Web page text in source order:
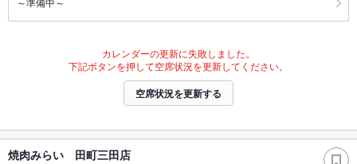
カレンダーの更新に失敗しました。
下記ボタンを押して空席状況を更新してください。
空席状況を更新する
焼肉みらい 田町三田店